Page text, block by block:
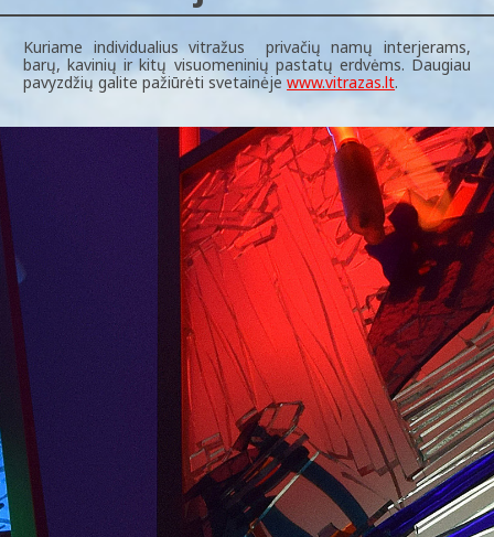
Kuriame individualius vitražus privačių namų interjerams,
barų, kavinių ir kitų visuomeninių pastatų erdvėms. Daugiau
pavyzdžių galite pažiūrėti svetainėjewww.vitrazas.lt.